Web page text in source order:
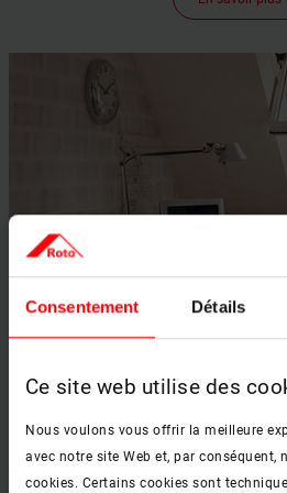
Consentement Détails
Ce site web utilise des
Nous voulons vous offrir la meilleure
avec notre site Web et, par
cookies. Certains cookies sont